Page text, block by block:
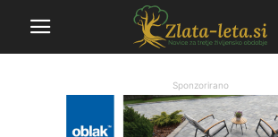
Sponzorirano